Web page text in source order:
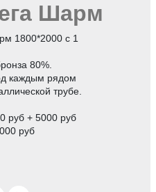
Шарм
1800*2000 с 1
80%.
каждым рядом
трубе.
руб + 5000 руб
руб